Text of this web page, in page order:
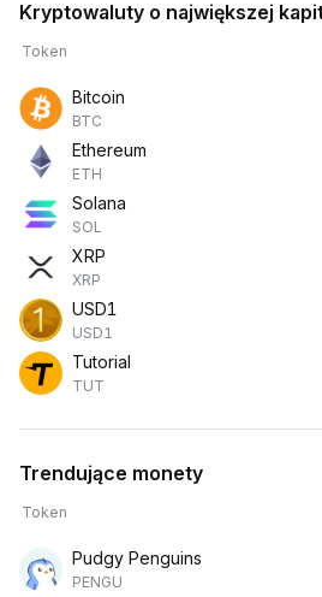
Kryptowaluty o największej
Token
Bitcoin
BTC
Ethereum
ETH
Solana
SOL
XRP
XRP
USD1
USD1
Tutorial
TUT
Trendujące monety
Token
Pudgy Penguins
PENGU